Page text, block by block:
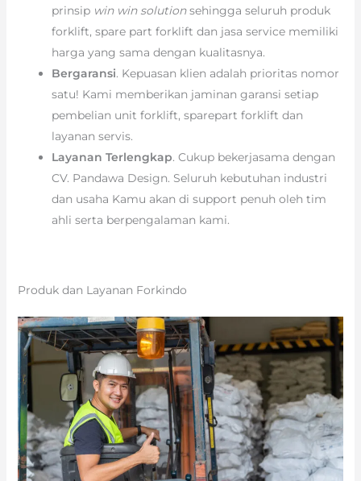
prinsip win win solutionsehingga seluruh produk
forklift, spare part forklift dan jasa service memiliki
harga yang sama dengan kualitasnya.
Bergaransi. Kepuasan klien adalah prioritas nomor
satu! Kami memberikan jaminan garansi setiap
pembelian unit forklift, sparepart forklift dan
layanan servis.
Layanan Terlengkap. Cukup bekerjasama dengan
CV. Pandawa Design. Seluruh kebutuhan industri
dan usaha Kamu akan di support penuh oleh tim
ahli serta berpengalaman kami.
Produk dan Layanan Forkindo